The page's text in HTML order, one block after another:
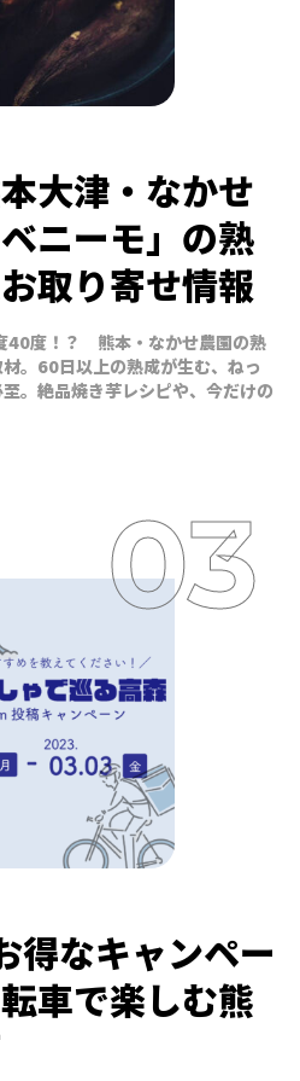
大津・なかせ
ニーモ」の熟
取り寄せ情報
40度！？ 熊本・なかせ農園の熟
。60日以上の熟成が生む、ねっ
。絶品焼き芋レシピや、今だけの
得なキャンペー
車で楽しむ熊